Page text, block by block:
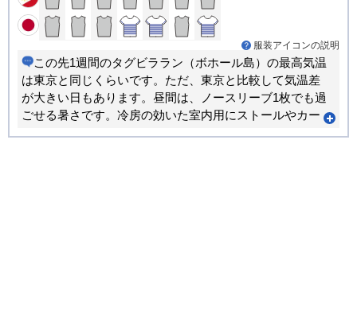
服装アイコンの説明
この先1週間のタグビララン（ボホール島）の最高気温
は東京と同じくらいです。ただ、東京と比較して気温差
が大きい日もあります。昼間は、ノースリーブ1枚でも過
ごせる暑さです。冷房の効いた室内用にストールやカー